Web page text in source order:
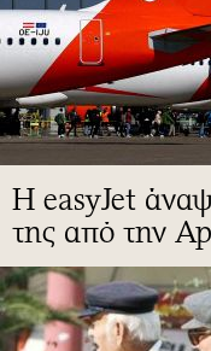
Η easyJet
της από την